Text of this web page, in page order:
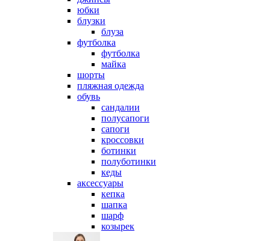
юбки
блузки
блуза
футболка
футболка
майка
шорты
пляжная одежда
oбувь
сандалии
полусапоги
сапоги
кроссовки
ботинки
полуботинки
кеды
аксессуары
кепка
шапка
шарф
козырек